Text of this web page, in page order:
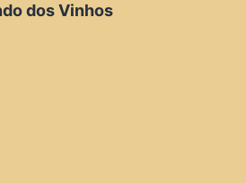
dos Vinhos